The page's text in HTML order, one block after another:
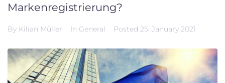
Markenregistrierung?
By Kilian Müller In General Posted 25. January 2021